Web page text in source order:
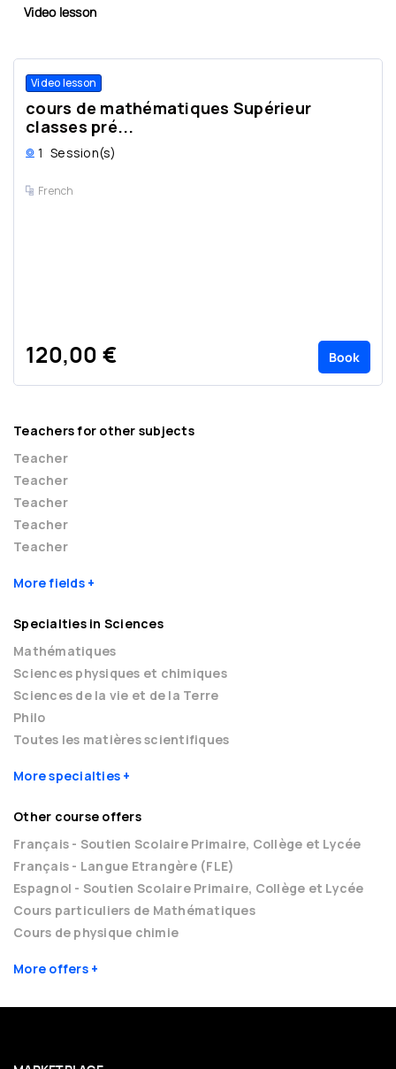
Video lesson
Video lesson
cours de mathématiques Supérieur
classes pré...
1 Session(s)
French
120,00 € Book
Teachers for other subjects
Teacher
Teacher
Teacher
Teacher
Teacher
More fields
Specialties in Sciences
Mathématiques
Sciences physiques et chimiques
Sciences de la vie et de la Terre
Philo
Toutes les matières scientifiques
More specialties
Other course offers
Français - Soutien Scolaire Primaire, Collège et Lycée
Français - Langue Etrangère (FLE)
Espagnol - Soutien Scolaire Primaire, Collège et Lycée
Cours particuliers de Mathématiques
Cours de physique chimie
More offers